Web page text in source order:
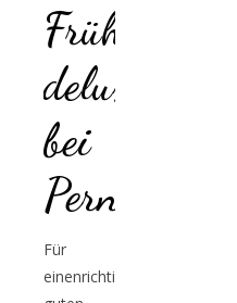
Frühstück
deluxe
bei
Pernikkel
Für
einenrichtig